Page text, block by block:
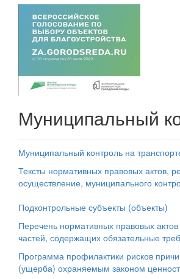
Муниципальный
Муниципальный контроль на
Тексты нормативных правовых актов,
осуществление, муниципального
Подконтрольные субъекты (объекты)
Перечень нормативных правовых
частей, содержащих обязательные
Программа профилактики рисков
(ущерба) охраняемым законом